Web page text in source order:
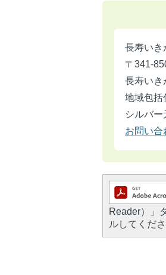
長寿いき
〒341-
長寿いき
地域包括
シルバ
お問い合
Reader）」
ルしてくださ